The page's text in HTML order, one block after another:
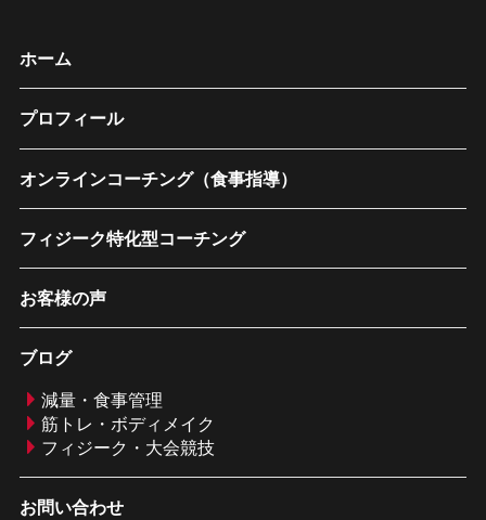
ホーム
プロフィール
オンラインコーチング（食事指導）
フィジーク特化型コーチング
お客様の声
ブログ
減量・食事管理
筋トレ・ボディメイク
フィジーク・大会競技
お問い合わせ